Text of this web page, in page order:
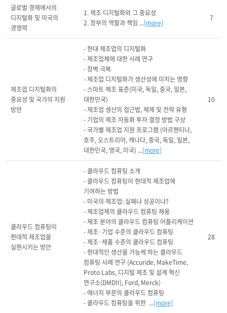
글로벌 경제에서의
디지털화 및 미국의
경쟁력
1. 제조 디지털화와 그 중요성
2. 정부의 역할과 책임 ...[more]
7
제조업 디지털화의
중요성 및 국가의 지원
방안
- 현대 제조업의 디지털화
- 제조업체에 대한 사례 연구
- 장벽 극복
- 제조업 디지털화가 생산성에 미치는 영향
- 스마트 제조 표준(미국, 독일, 중국, 일본,
대한민국)
- 제조업 생산의 접근법, 체제 및 전략 유형
- 기업의 제조 자동화 투자 결정 방법 구상
- 국가별 제조업 지원 프로그램 (아르헨티나,
호주, 오스트리아, 캐나다, 중국, 독일, 일본,
대한민국, 영국, 미국) ...[more]
10
클라우드 컴퓨팅이
현대적 제조업을
실현시키는 방안
- 클라우드 컴퓨팅 소개
- 클라우드 컴퓨팅이 현대적 제조업에
기여하는 방법
- 미국의 제조업: 실패냐 성공이냐?
- 제조업체의 클라우드 컴퓨팅 채용
- 제조 분야의 클라우드 컴퓨팅 어플리케이션
- 제조·기업 수준의 클라우드 컴퓨팅
- 제조·제품 수준의 클라우드 컴퓨팅
- 현대적인 생산을 가능케 하는 클라우드
컴퓨팅 사례 연구 (Accuride, MakeTime,
Proto Labs, 디지털 제조 및 설계 혁신
연구소(DMDII), Ford, Merck)
- 에너지 부문의 클라우드 컴퓨팅
- 클라우드 컴퓨팅을 위한  ...[more]
28